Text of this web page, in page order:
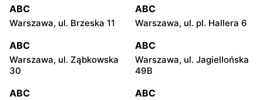
ABC
Warszawa, ul. Brzeska 11
ABC
Warszawa, ul. pl. Hallera 6
ABC
Warszawa, ul. Ząbkowska
30
ABC
Warszawa, ul. Jagiellońska
49B
ABC ABC